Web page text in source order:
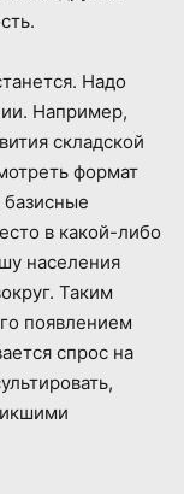
Надо
Например,
складской
формат
в какой-либо
населения
Таким
появлением
спрос на